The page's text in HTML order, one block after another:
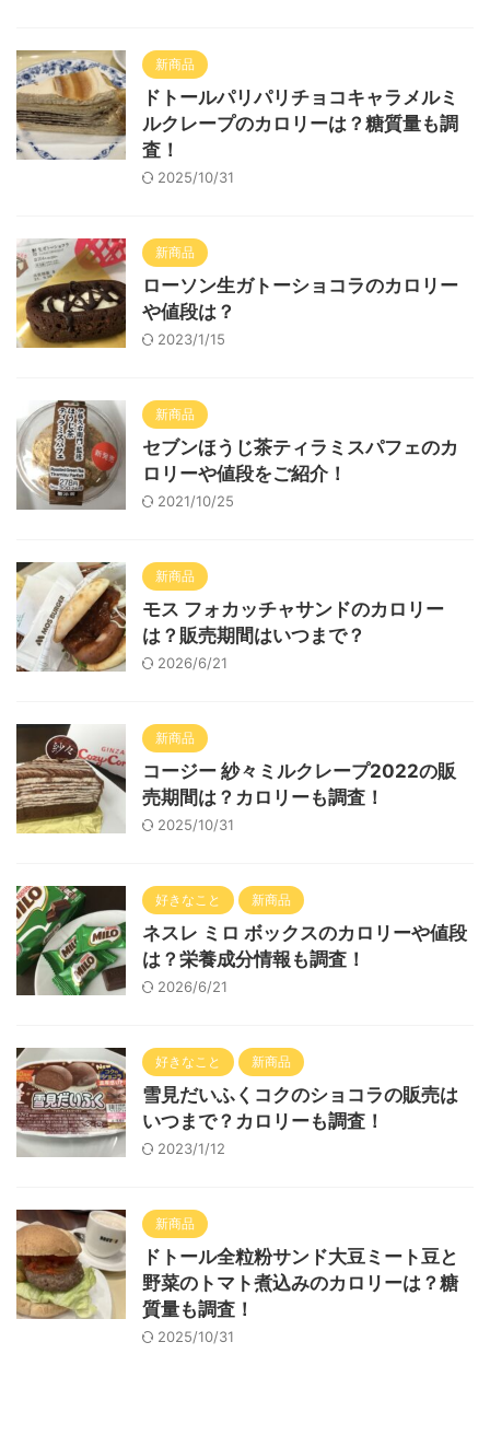
新商品
ドトールパリパリチョコキャラメルミ
ルクレープのカロリーは？糖質量も調
査！
2025/10/31
新商品
ローソン生ガトーショコラのカロリー
や値段は？
2023/1/15
新商品
セブンほうじ茶ティラミスパフェのカ
ロリーや値段をご紹介！
2021/10/25
新商品
モス フォカッチャサンドのカロリー
は？販売期間はいつまで？
2026/6/21
新商品
コージー 紗々ミルクレープ2022の販
売期間は？カロリーも調査！
2025/10/31
好きなこと 新商品
ネスレ ミロ ボックスのカロリーや値段
は？栄養成分情報も調査！
2026/6/21
好きなこと 新商品
雪見だいふくコクのショコラの販売は
いつまで？カロリーも調査！
2023/1/12
新商品
ドトール全粒粉サンド大豆ミート豆と
野菜のトマト煮込みのカロリーは？糖
質量も調査！
2025/10/31